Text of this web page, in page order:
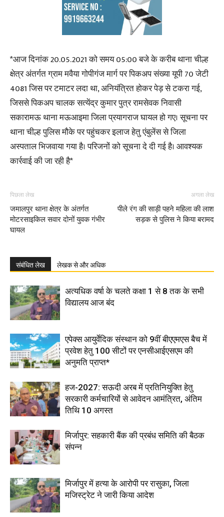
*आज दिनांक 20.05.2021 को समय 05:00 बजे के करीब थाना चील्ह
क्षेत्र अंतर्गत ग्राम मवैया गोपीगंज मार्ग पर पिकअप संख्या यूपी 70 जेटी
4081 जिस पर टमाटर लदा था, अनियंत्रित होकर पेड़ से टकरा गई,
जिससे पिकअप चालक सत्येंद्र कुमार पुत्र रामसेवक निवासी
सकारामऊ थाना मऊआइमा जिला प्रयागराज घायल हो गए। सूचना पर
थाना चील्ह पुलिस मौके पर पहुंचकर इलाज हेतु एंबुलेंस से जिला
अस्पताल भिजवाया गया है। परिजनों को सूचना दे दी गई है। आवश्यक
कार्रवाई की जा रही है*
पिछला लेख
जमालपुर थाना क्षेत्र के अंतर्गत
मोटरसाइकिल सवार दोनों युवक गंभीर
घायल
अगला लेख
पीले रंग की साड़ी पहने महिला की लाश
सड़क से पुलिस ने किया बरामद
संबंधित लेख लेखक से और अधिक
अत्यधिक वर्षा के चलते कक्षा 1 से 8 तक के सभी
विद्यालय आज बंद
एपेक्स आयुर्वेदिक संस्थान को 9वीं बीएएमएस बैच में
प्रवेश हेतु 100 सीटों पर एनसीआईएसएम की
अनुमति प्राप्त*
हज-2027: सऊदी अरब में प्रतिनियुक्ति हेतु
सरकारी कर्मचारियों से आवेदन आमंत्रित, अंतिम
तिथि 10 अगस्त
मिर्जापुर: सहकारी बैंक की प्रबंध समिति की बैठक
संपन्न
मिर्जापुर में हत्या के आरोपी पर रासुका, जिला
मजिस्ट्रेट ने जारी किया आदेश